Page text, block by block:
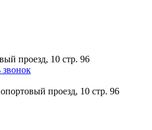
проезд, 10 стр. 96
звонок
проезд, 10 стр. 96